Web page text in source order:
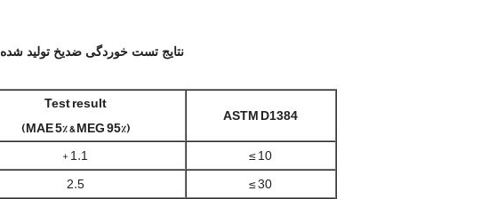
نتایج تست خوردگی ضدیخ تولید شده MAE Add
ASTM D1384
Test result
(MAE 5% & MEG 95%)
≤ 10
+ 1.1
≤ 30
2.5